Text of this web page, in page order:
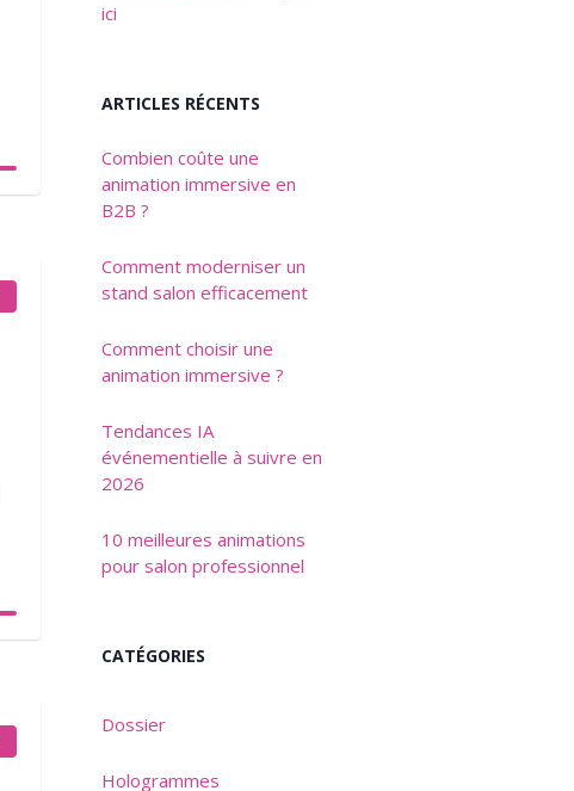
ici
ARTICLES RÉCENTS
Combien coûte une
animation immersive en
B2B ?
Comment moderniser un
stand salon efficacement
Comment choisir une
animation immersive ?
Tendances IA
événementielle à suivre en
2026
10 meilleures animations
pour salon professionnel
CATÉGORIES
Dossier
Hologrammes